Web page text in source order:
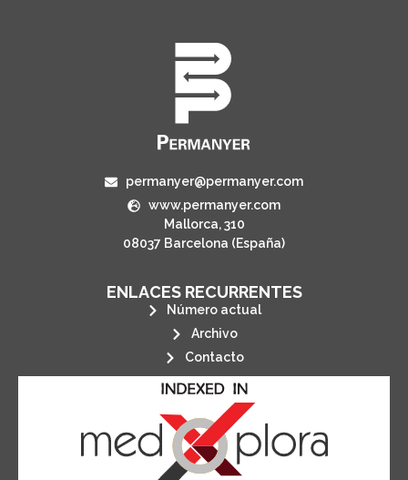
permanyer@permanyer.com
www.permanyer.com
Mallorca, 310
08037 Barcelona (España)
ENLACES RECURRENTES
Número actual
Archivo
Contacto